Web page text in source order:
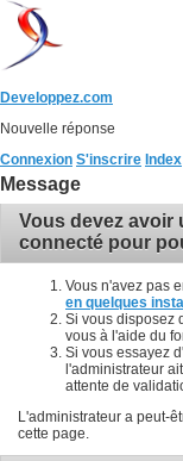
Developpez.com
Nouvelle réponse
Connexion S'inscrire Index
Message
Vous devez avoir
connecté pour
Vous n'avez pas
en quelques
Si vous disposez
vous à l'aide du
Si vous essayez
l'administrateur
attente de
L'administrateur a peut-
cette page.